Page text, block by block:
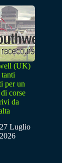
(UK)
per un
corse
da
27 Luglio
2026